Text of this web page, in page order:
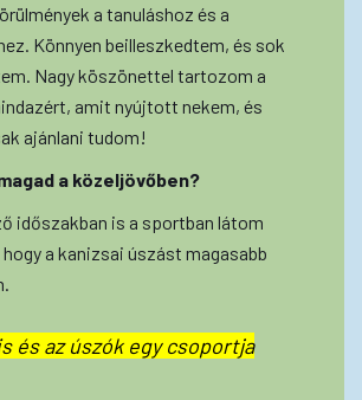
a tanuláshoz és a
Könnyen beilleszkedtem, és sok
Nagy köszönettel tartozom a
amit nyújtott nekem, és
ajánlani tudom!
a közeljövőben?
időszakban is a sportban látom
a kanizsai úszást magasabb
és az úszók egy csoportja